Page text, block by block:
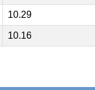
10.29
10.16